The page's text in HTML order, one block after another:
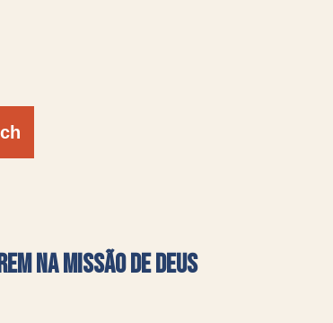
na missão de Deus